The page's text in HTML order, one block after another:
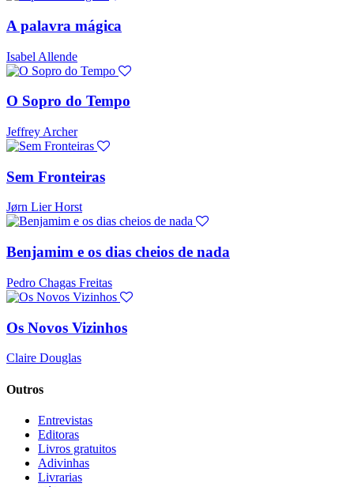
A palavra mágica
Isabel Allende
O Sopro do Tempo
Jeffrey Archer
Sem Fronteiras
Jørn Lier Horst
Benjamim e os dias cheios de nada
Pedro Chagas Freitas
Os Novos Vizinhos
Claire Douglas
Outros
Entrevistas
Editoras
Livros gratuitos
Adivinhas
Livrarias